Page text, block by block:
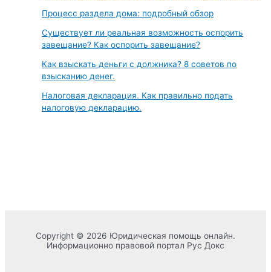
Процесс раздела дома: подробный обзор
Существует ли реальная возможность оспорить
завещание? Как оспорить завещание?
Как взыскать деньги с должника? 8 советов по
взысканию денег.
Налоговая декларация. Как правильно подать
налоговую декларацию.
Copyright © 2026 Юридическая помощь онлайн.
Информационно правовой портал Рус Докс